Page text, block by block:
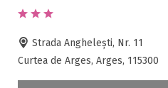
Strada Anghelești, Nr. 11
Curtea de Arges, Arges, 115300